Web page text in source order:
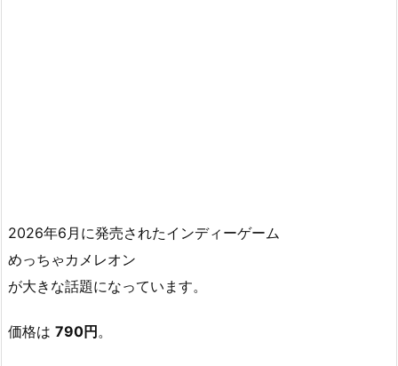
2026年6月に発売されたインディーゲーム
めっちゃカメレオン
が大きな話題になっています。
価格は 790円。